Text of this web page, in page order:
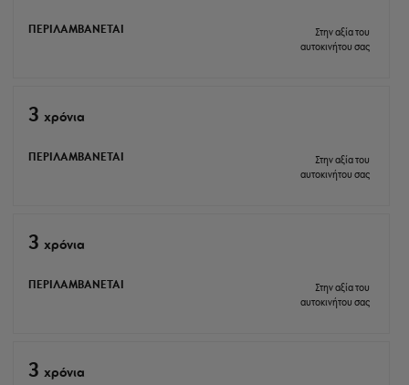
ΠΕΡΙΛΑΜΒΑΝΕΤΑΙ
Στην αξία του
αυτοκινήτου σας
3 xρόνια
ΠΕΡΙΛΑΜΒΑΝΕΤΑΙ
Στην αξία του
αυτοκινήτου σας
3 xρόνια
ΠΕΡΙΛΑΜΒΑΝΕΤΑΙ
Στην αξία του
αυτοκινήτου σας
3 xρόνια